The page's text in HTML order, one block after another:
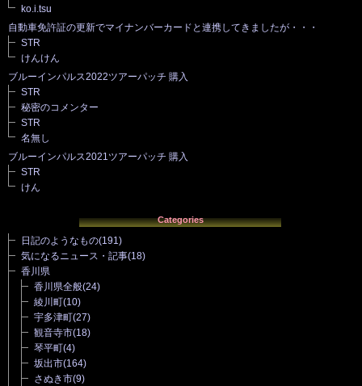
ko.i.tsu
自動車免許証の更新でマイナンバーカードと連携してきましたが・・・
STR
けんけん
ブルーインパルス2022ツアーパッチ 購入
STR
秘密のコメンター
STR
名無し
ブルーインパルス2021ツアーパッチ 購入
STR
けん
Categories
日記のようなもの(191)
気になるニュース・記事(18)
香川県
香川県全般(24)
綾川町(10)
宇多津町(27)
観音寺市(18)
琴平町(4)
坂出市(164)
さぬき市(9)